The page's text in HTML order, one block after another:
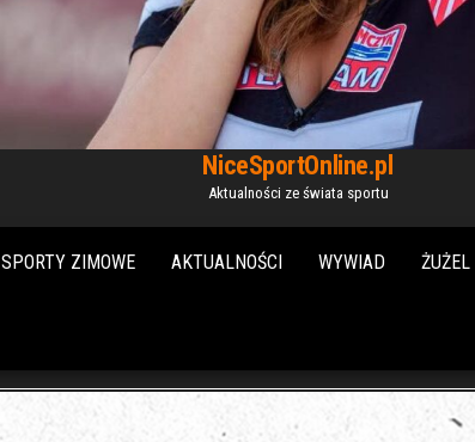
NiceSportOnline.pl
Aktualności ze świata sportu
SPORTY ZIMOWE AKTUALNOŚCI WYWIAD ŻUŻEL